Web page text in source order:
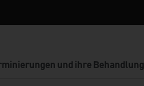
und ihre Behandlung